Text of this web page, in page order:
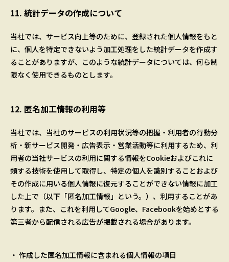
11. 統計データの作成について
当社では、サービス向上等のために、登録された個人情報をもと
に、個人を特定できないよう加工処理をした統計データを作成す
ることがありますが、このような統計データについては、何ら制
限なく使用できるものとします。
12. 匿名加工情報の利用等
当社では、当社のサービスの利用状況等の把握・利用者の行動分
析・新サービス開発・広告表示・営業活動等に利用するため、利
用者の当社サービスの利用に関する情報をCookieおよびこれに
類する技術を使用して取得し、特定の個人を識別することおよび
その作成に用いる個人情報に復元することができない情報に加工
した上で（以下「匿名加工情報」という。）、利用することがあ
ります。また、これを利用してGoogle、Facebookを始めとする
第三者から配信される広告が掲載される場合があります。
・ 作成した匿名加工情報に含まれる個人情報の項目